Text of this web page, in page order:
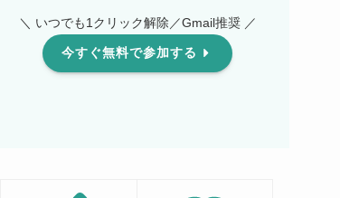
＼ いつでも1クリック解除／Gmail推奨 ／
今すぐ無料で参加する